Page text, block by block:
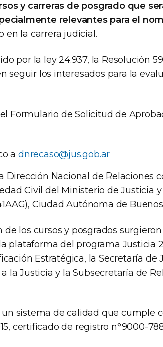
y carreras de posgrado que
relevantes para el
en la carrera judicial.
por la ley 24.937, la Resolución
seguir los interesados para la
Formulario de Solicitud de
adnrecaso@jus.gob.ar
Dirección Nacional de Relaciones
Civil del Ministerio de Justicia
Ciudad Autónoma de
de los cursos y posgrados
plataforma del programa Justicia
Estratégica, la Secretaría de
la Justicia y la Subsecretaría de
sistema de calidad que cumple
certificado de registro n°9000-